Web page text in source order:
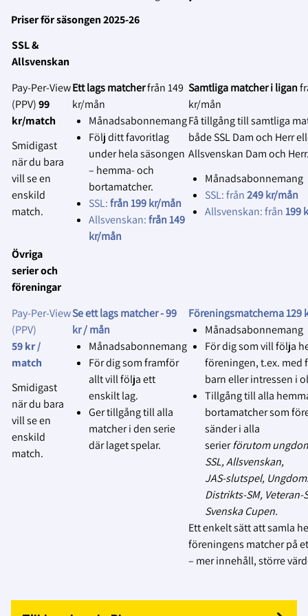
Den tekniska lösningen kommer att
vidareutvecklas löpande under hela
avtalsperioden samtidigt som
användarfeedback kommer att samlas in
önskemål.
connection
Läs mer om installationer här:
https://support.spiideo.com/en/collections/
spiideo-camera-systems-installations
Är du eller din klubb intresserade av att
skaffa en Spiideo? Följ länken nedan:
https://www.solidsport.com/en/products/
automated-live-broadcast-and-analysis-
for-games-and-practices/
Skylta tydligt vid entrén att
Påminn gärna publiken
muntligt via speakern om detta
vid behov.
2. Erbjud dolda platser för publiken:
Tillhandahåll särskilda platser
där åskådare kan sitta utan att
synas i livesändningen eller på
inspelningen.
Informera om var materialet används
Informera lagen, domarna och
publiceras eller användas.
Respektera avslag utan förklaring:
Vår utgångspunkt är, genom
föreningens samtyckte, att
lagen, domare och funktionärer
har godkänt att matcher kan
sändas på Svensk Innebandys
officiella plattform Innebandy
MEN… Om något lag, domare
eller funktionär inte vill att
matchen livesänds eller spelas
in, respektera deras beslut utan
att kräva en förklaring, och
Följ föreningens ansvar
Priser för säsongen 2025-26
SSL &
Allsvenskan
Pay‑Per‑View
(PPV)99
kr/match
Smidigast
när du bara
vill se en
enskild
match.
Ett lags matcherfrån 149
kr/mån
Månadsabonnemang
Följ ditt favoritlag
under hela säsongen
– hemma- och
bortamatcher.
SSL:från 199 kr/mån
Allsvenskan:från 149
kr/mån
Samtliga matcher i ligan
kr/mån
Få tillgång till samtliga
både SSL Dam och Herr
Allsvenskan Dam och
Månadsabonnemang
SSL: från249 kr/mån
Allsvenskan: från199
Övriga
serier och
föreningar
Pay‑Per‑View
(PPV)
59 kr /
match
Smidigast
när du bara
vill se en
enskild
match.
Se ett lags matcher -99
kr / mån
Månadsabonnemang
För dig som framför
allt vill följa ett
enskilt lag.
Ger tillgång till alla
matcher i den serie
där laget spelar.
Föreningsmatcherna 129
Månadsabonnemang
För dig som vill följa
föreningen, t.ex. med
barn eller intressen i
Tillgång till alla
bortamatcher som
sänder i alla
serierförutom
SSL, Allsvenskan,
JAS‑slutspel,
Distrikts‑SM,
Svenska Cupen.
Ett enkelt sätt att samla
föreningens matcher på
– mer innehåll, större